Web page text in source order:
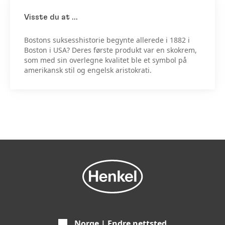
Visste du at …
Bostons suksesshistorie begynte allerede i 1882 i
Boston i USA? Deres første produkt var en skokrem,
som med sin overlegne kvalitet ble et symbol på
amerikansk stil og engelsk aristokrati.